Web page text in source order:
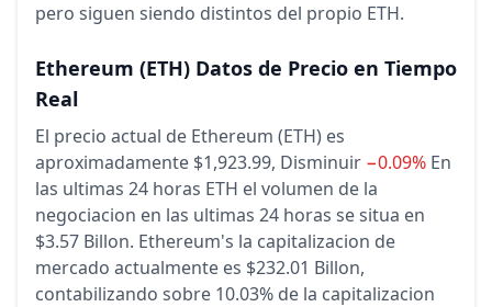
pero siguen siendo distintos del propio ETH.
Ethereum (ETH) Datos de Precio en Tiempo
Real
El precio actual de Ethereum (ETH) es
aproximadamente $1,923.99, Disminuir −0.09% En
las ultimas 24 horas ETH el volumen de la
negociacion en las ultimas 24 horas se situa en
$3.57 Billon. Ethereum's la capitalizacion de
mercado actualmente es $232.01 Billon,
contabilizando sobre 10.03% de la capitalizacion